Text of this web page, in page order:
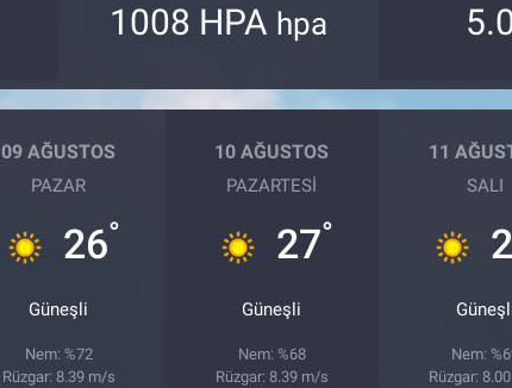
1008 HPA hpa
09 AĞUSTOS
PAZAR
26°
Güneşli
Nem: %72
Rüzgar: 8.39 m/s
10 AĞUSTOS
PAZARTESI
27°
Güneşli
Nem: %68
Rüzgar: 8.39 m/s
11
SALI
Nem:
Rüzgar: